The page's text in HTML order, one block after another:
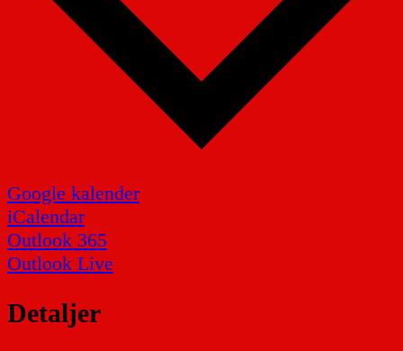
Google kalender
iCalendar
Outlook 365
Outlook Live
Detaljer